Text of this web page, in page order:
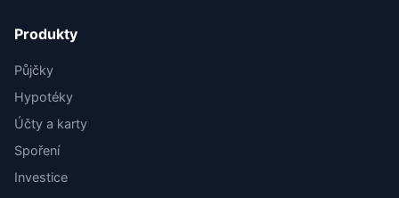
Produkty
Půjčky
Hypotéky
Účty a karty
Spoření
Investice